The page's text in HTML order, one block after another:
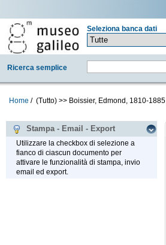
Seleziona banca dati
Ricerca semplice
Home / (Tutto) >> Boissier, Edmond, 1810-1885
Stampa - Email - Export
Utilizzare la checkbox di selezione a
fianco di ciascun documento per
attivare le funzionalità di stampa, invio
email ed export.